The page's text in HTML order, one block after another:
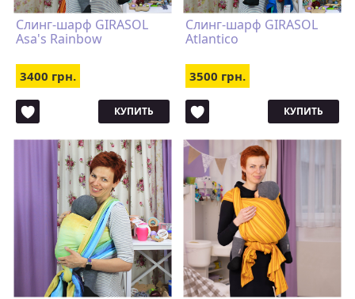
Слинг-шарф GIRASOL
Asa's Rainbow
3400 грн.
КУПИТЬ
Слинг-шарф GIRASOL
Atlantico
3500 грн.
КУПИТЬ